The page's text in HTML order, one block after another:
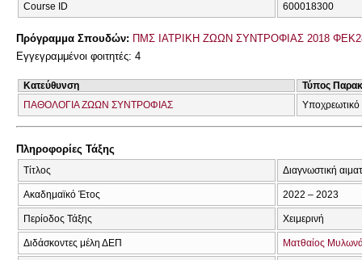
Course ID 600018300
Πρόγραμμα Σπουδών: ΠΜΣ ΙΑΤΡΙΚΗ ΖΩΩΝ ΣΥΝΤΡΟΦΙΑΣ 2018
Εγγεγραμμένοι φοιτητές: 4
Κατεύθυνση
Τύπος
ΠΑΘΟΛΟΓΙΑ ΖΩΩΝ ΣΥΝΤΡΟΦΙΑΣ
Υποχρεωτικό
Πληροφορίες Τάξης
Τίτλος Διαγνωστική
Ακαδημαϊκό Έτος 2022 – 2023
Περίοδος Τάξης Χειμερινή
Διδάσκοντες μέλη ΔΕΠ Ματθαίος